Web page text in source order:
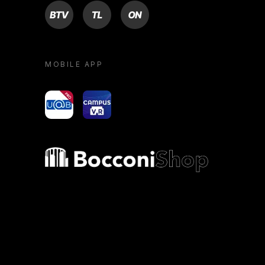
BTV TL ON
MOBILE APP
yoU@B Campus VR
Bocconi shop